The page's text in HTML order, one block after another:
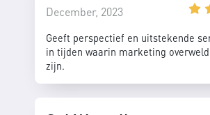
December, 2023
Geeft perspectief en uitstekende
in tijden waarin marketing
zijn.